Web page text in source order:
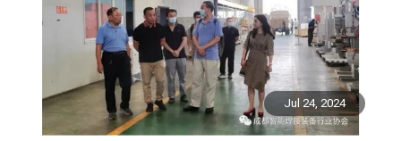
Jul 24, 2024